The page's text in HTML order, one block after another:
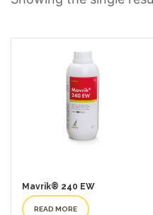
Mavrik® 240 EW
READ MORE